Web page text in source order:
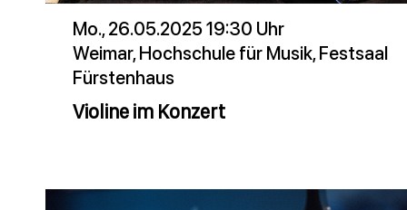
Mo., 26.05.2025 19:30 Uhr
Weimar, Hochschule für Musik, Festsaal
Fürstenhaus
Violine im Konzert